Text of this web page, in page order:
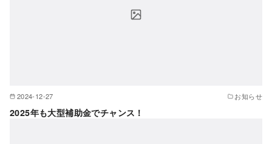
2024-12-27 お知らせ
2025年も大型補助金でチャンス！